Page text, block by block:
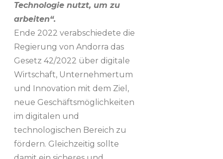
Technologie nutzt, um zu
arbeiten“.
Ende 2022 verabschiedete die
Regierung von Andorra das
Gesetz 42/2022 über digitale
Wirtschaft, Unternehmertum
und Innovation mit dem Ziel,
neue Geschäftsmöglichkeiten
im digitalen und
technologischen Bereich zu
fördern. Gleichzeitig sollte